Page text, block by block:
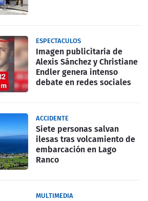
ESPECTACULOS
Imagen publicitaria de
Alexis Sánchez y Christiane
Endler genera intenso
debate en redes sociales
ACCIDENTE
Siete personas salvan
ilesas tras volcamiento de
embarcación en Lago
Ranco
MULTIMEDIA